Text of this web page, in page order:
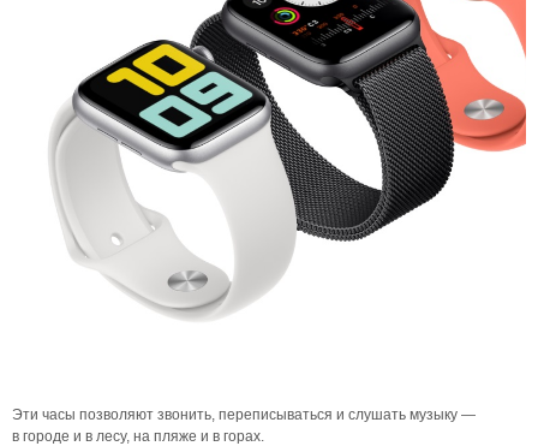
Эти часы позволяют звонить, переписываться и слушать музыку —
в городе и в лесу, на пляже и в горах.